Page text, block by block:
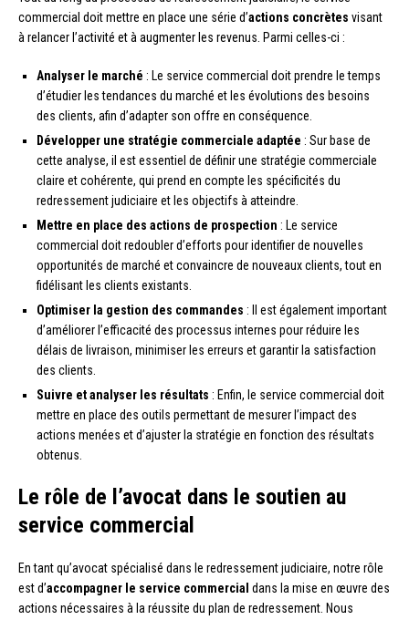
commercial doit mettre en place une série d’actions concrètes visant
à relancer l’activité et à augmenter les revenus. Parmi celles-ci :
Analyser le marché : Le service commercial doit prendre le temps
d’étudier les tendances du marché et les évolutions des besoins
des clients, afin d’adapter son offre en conséquence.
Développer une stratégie commerciale adaptée : Sur base de
cette analyse, il est essentiel de définir une stratégie commerciale
claire et cohérente, qui prend en compte les spécificités du
redressement judiciaire et les objectifs à atteindre.
Mettre en place des actions de prospection : Le service
commercial doit redoubler d’efforts pour identifier de nouvelles
opportunités de marché et convaincre de nouveaux clients, tout en
fidélisant les clients existants.
Optimiser la gestion des commandes : Il est également important
d’améliorer l’efficacité des processus internes pour réduire les
délais de livraison, minimiser les erreurs et garantir la satisfaction
des clients.
Suivre et analyser les résultats : Enfin, le service commercial doit
mettre en place des outils permettant de mesurer l’impact des
actions menées et d’ajuster la stratégie en fonction des résultats
obtenus.
Le rôle de l’avocat dans le soutien au
service commercial
En tant qu’avocat spécialisé dans le redressement judiciaire, notre rôle
est d’accompagner le service commercial dans la mise en œuvre des
actions nécessaires à la réussite du plan de redressement. Nous